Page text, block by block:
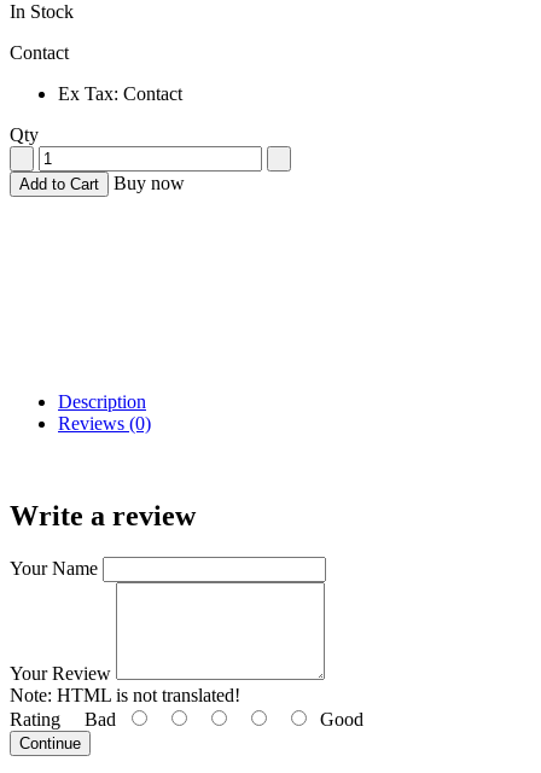
In Stock
Contact
Ex Tax: Contact
Qty
Add to Cart Buy now
Description
Reviews (0)
Write a review
Your Name
Your Review
Note: HTML is not translated!
Rating Bad Good
Continue